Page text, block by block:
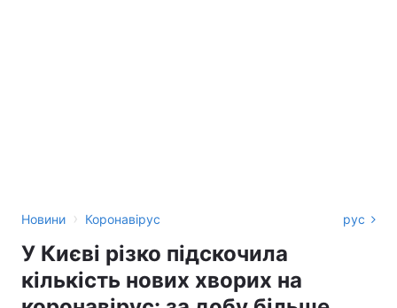
Новини › Коронавірус рус
У Києві різко підскочила
кількість нових хворих на